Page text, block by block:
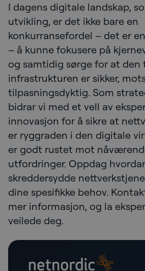
I dagens digitale landskap,
utvikling, er det ikke bare en
konkurransefordel – det er
– å kunne fokusere på
og samtidig sørge for at den
infrastrukturen er sikker,
tilpasningsdyktig. Som
bidrar vi med et vell av
innovasjon for å sikre at
er ryggraden i den digitale
er godt rustet mot
utfordringer. Oppdag
skreddersydde
dine spesifikke behov.
mer informasjon, og la
veilede deg.